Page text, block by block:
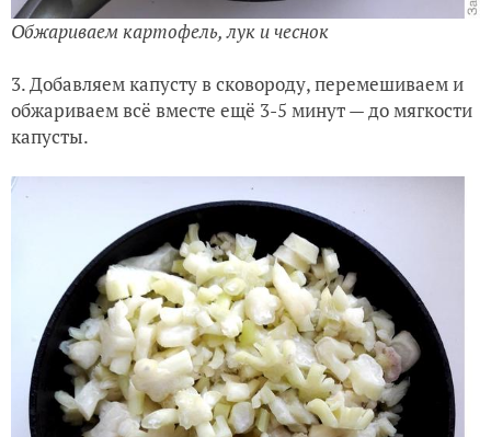
Обжариваем картофель, лук и чеснок
3. Добавляем капусту в сковороду, перемешиваем и
обжариваем всё вместе ещё 3-5 минут — до мягкости
капусты.